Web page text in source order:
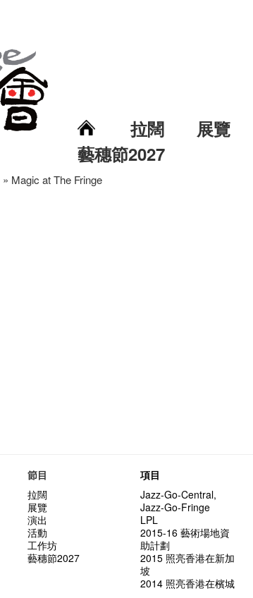
拉闊 展覽
藝穗節2027
» Magic at The Fringe
節目
拉闊
展覽
演出
活動
工作坊
藝穗節2027
項目
Jazz-Go-Central,
Jazz-Go-Fringe
LPL
2015-16 藝術場地資
助計劃
2015 照亮香港在新加
坡
2014 照亮香港在檳城